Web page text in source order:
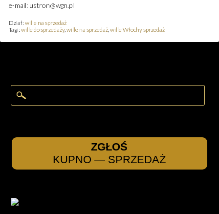
e-mail: ustron@wgn.pl
Dział: wille na sprzedaż
Tagi: wille do sprzedaży, wille na sprzedaż, wille Włochy sprzedaż
ZGŁOŚ
KUPNO — SPRZEDAŻ